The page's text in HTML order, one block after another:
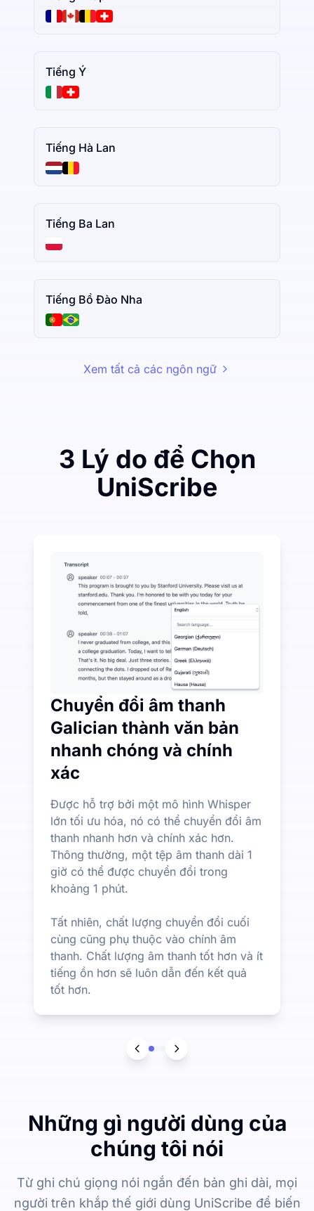
Tiếng Ý
Tiếng Hà Lan
Tiếng Ba Lan
Tiếng Bồ Đào Nha
Xem tất cả các ngôn ngữ
3 Lý do để Chọn
UniScribe
UniScribe cung cấp 120 phút phiên âm miễn phí
Nhiều tính năng AI có sẵn ngoài chuyển đổi âm
Tự động tạo ra các tóm tắt, sơ đồ tư duy và điểm
Chuyển đổi âm thanh
Galician thành văn bản
nhanh chóng và chính
xác
Được hỗ trợ bởi một mô hình Whisper
lớn tối ưu hóa, nó có thể chuyển đổi âm
thanh nhanh hơn và chính xác hơn.
Thông thường, một tệp âm thanh dài 1
giờ có thể được chuyển đổi trong
khoảng 1 phút.
Tất nhiên, chất lượng chuyển đổi cuối
cùng cũng phụ thuộc vào chính âm
thanh. Chất lượng âm thanh tốt hơn và ít
tiếng ồn hơn sẽ luôn dẫn đến kết quả
tốt hơn.
Những gì người dùng của
chúng tôi nói
Từ ghi chú giọng nói ngắn đến bản ghi dài, mọi
người trên khắp thế giới dùng UniScribe để biến